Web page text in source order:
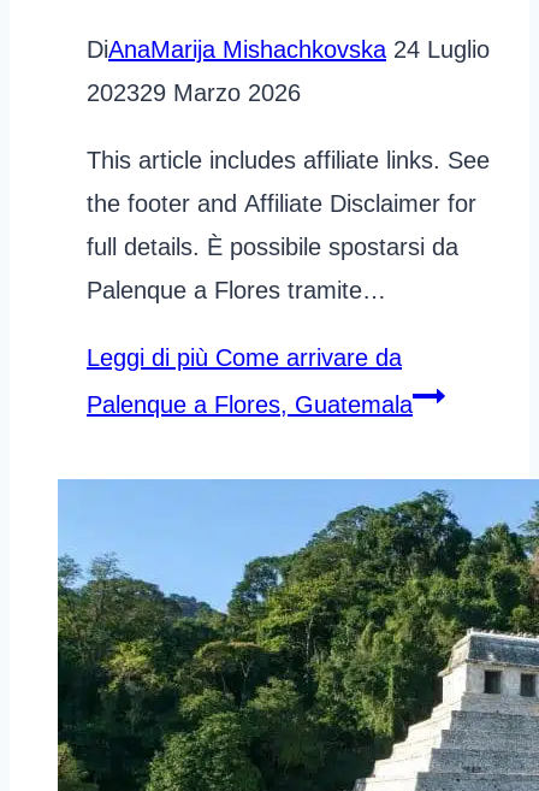
DiAnaMarija Mishachkovska 24 Luglio
202329 Marzo 2026
This article includes affiliate links. See
the footer and Affiliate Disclaimer for
full details. È possibile spostarsi da
Palenque a Flores tramite…
Leggi di più Come arrivare da
Palenque a Flores, Guatemala